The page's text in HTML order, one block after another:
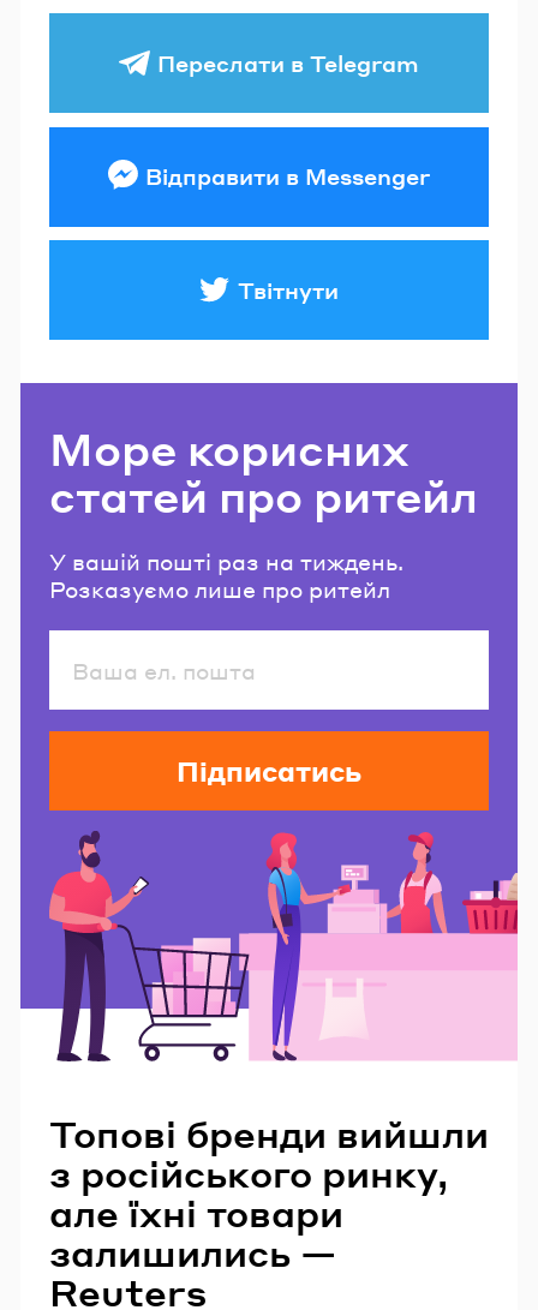
Переслати в Telegram
Відправити в Messenger
Твітнути
Море корисних
статей про ритейл
У вашій пошті раз на тиждень.
Розказуємо лише про ритейл
Підписатись
Топові бренди вийшли
з російського ринку,
але їхні товари
залишились —
Reuters